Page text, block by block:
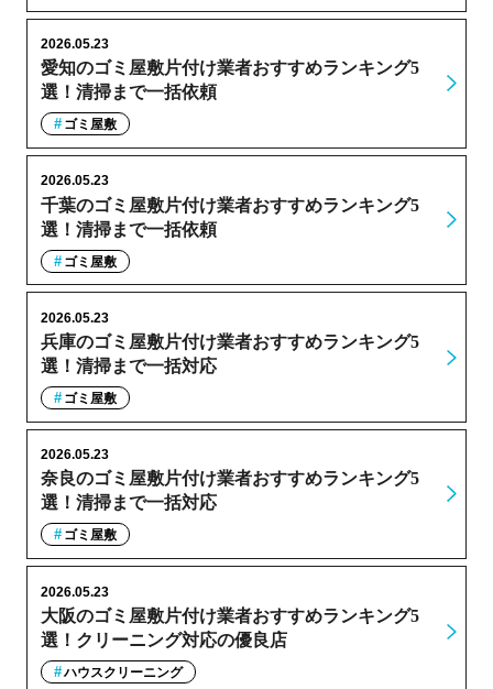
愛知のゴミ屋敷片付け業者おすすめランキング5
選！清掃まで一括依頼
2026.05.23
ゴミ屋敷
千葉のゴミ屋敷片付け業者おすすめランキング5
選！清掃まで一括依頼
2026.05.23
ゴミ屋敷
兵庫のゴミ屋敷片付け業者おすすめランキング5
選！清掃まで一括対応
2026.05.23
ゴミ屋敷
奈良のゴミ屋敷片付け業者おすすめランキング5
選！清掃まで一括対応
2026.05.23
ゴミ屋敷
大阪のゴミ屋敷片付け業者おすすめランキング5
選！クリーニング対応の優良店
2026.05.23
ハウスクリーニング